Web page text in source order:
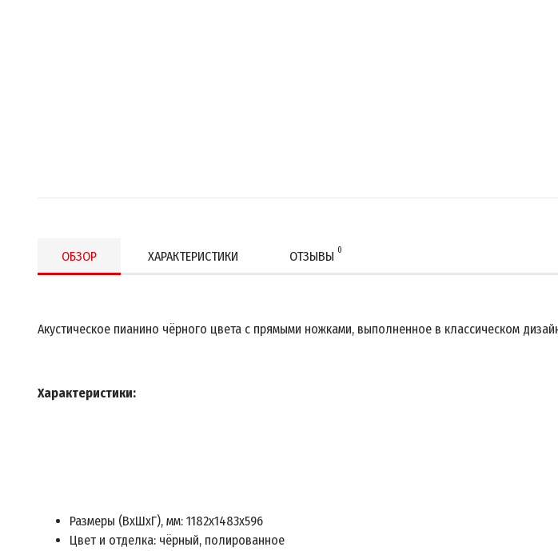
ОБЗОР ХАРАКТЕРИСТИКИ ОТЗЫВЫ 0
Акустическое пианино чёрного цвета с прямыми ножками, выполненное в классическом
Характеристики:
Размеры (ВхШхГ), мм: 1182х1483х596
Цвет и отделка: чёрный, полированное